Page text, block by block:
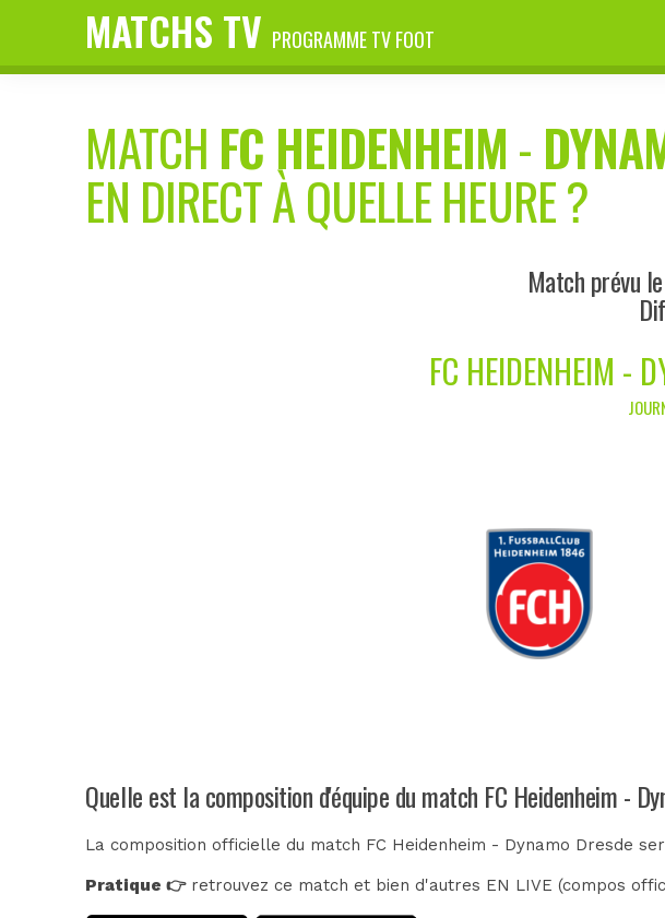
MATCHS TV PROGRAMME TV FOOT
MATCH FC HEIDENHEIM-
EN DIRECT À QUELLE HEURE ?
Match prévu
FC HEIDENHEIM -
Quelle est la composition d'équipe du match FC Heidenheim -
La composition officielle du match FC Heidenheim - Dynamo Dresde
Pratique 👉retrouvez ce match et bien d'autres EN LIVE (compos